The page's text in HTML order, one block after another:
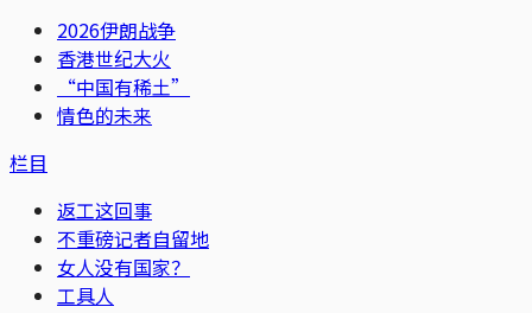
2026伊朗战争
香港世纪大火
“中国有稀土”
情色的未来
栏目
返工这回事
不重磅记者自留地
女人没有国家？
工具人